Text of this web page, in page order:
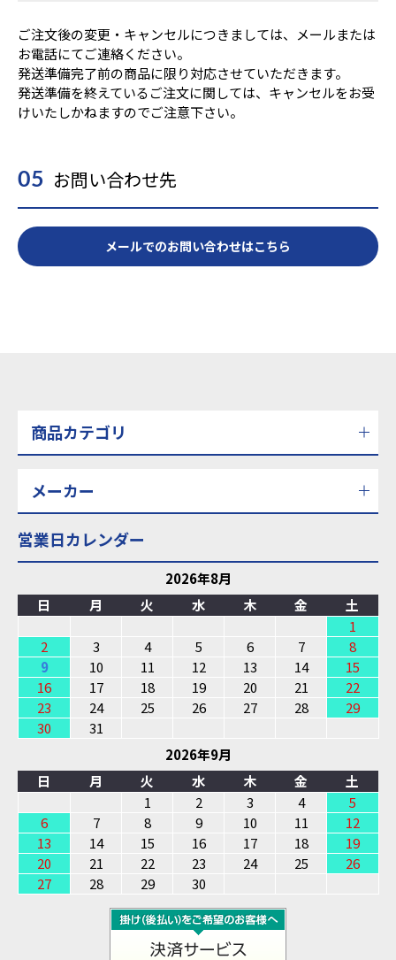
ご注文後の変更・キャンセルにつきましては、メールまたは
お電話にてご連絡ください。
発送準備完了前の商品に限り対応させていただきます。
発送準備を終えているご注文に関しては、キャンセルをお受
けいたしかねますのでご注意下さい。
05 お問い合わせ先
メールでのお問い合わせはこちら
商品カテゴリ
メーカー
営業日カレンダー
2026年8月
日
月 火 水 木 金
土
1
2
3 4 5 6 7
8
9
10 11 12 13 14
15
16
17 18 19 20 21
22
23
24 25 26 27 28
29
30
31
2026年9月
日
月 火 水 木 金
土
1
2 3 4
5
6
7 8 9 10 11
12
13
14 15 16 17 18
19
20
21 22 23 24 25
26
27
28 29 30